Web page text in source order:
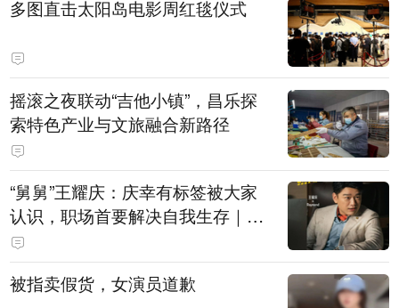
多图直击太阳岛电影周红毯仪式
摇滚之夜联动“吉他小镇”，昌乐探
索特色产业与文旅融合新路径
“舅舅”王耀庆：庆幸有标签被大家
认识，职场首要解决自我生存｜有
艺思
被指卖假货，女演员道歉